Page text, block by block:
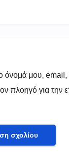
όνομά μου, email,
πλοηγό για την